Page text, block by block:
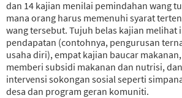
dan 14 kajian menilai pemindahan wang
mana orang harus memenuhi syarat
wang tersebut. Tujuh belas kajian melihat
pendapatan (contohnya, pengurusan
usaha diri), empat kajian baucar
memberi subsidi makanan dan nutrisi,
intervensi sokongan sosial seperti
desa dan program geran komuniti.